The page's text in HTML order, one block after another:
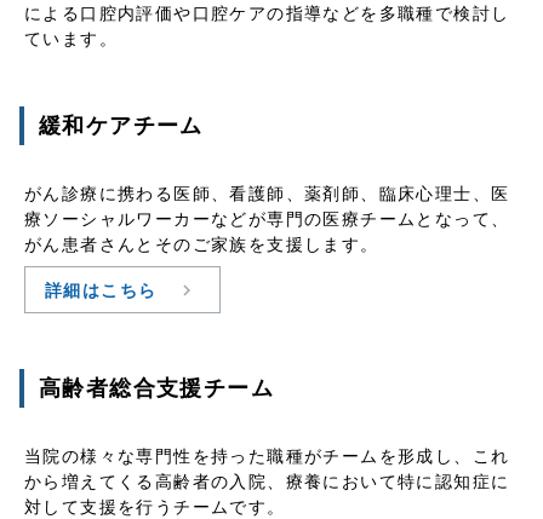
による口腔内評価や口腔ケアの指導などを多職種で検討し
ています。
緩和ケアチーム
がん診療に携わる医師、看護師、薬剤師、臨床心理士、医
療ソーシャルワーカーなどが専門の医療チームとなって、
がん患者さんとそのご家族を支援します。
詳細はこちら
高齢者総合支援チーム
当院の様々な専門性を持った職種がチームを形成し、これ
から増えてくる高齢者の入院、療養において特に認知症に
対して支援を行うチームです。